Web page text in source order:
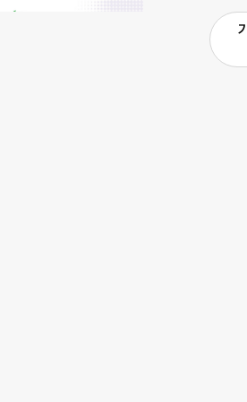
을 잃고 불
과 긴밀히
생 직후인
를 경험할
준비청년과
에서 실무를
에 참여한다